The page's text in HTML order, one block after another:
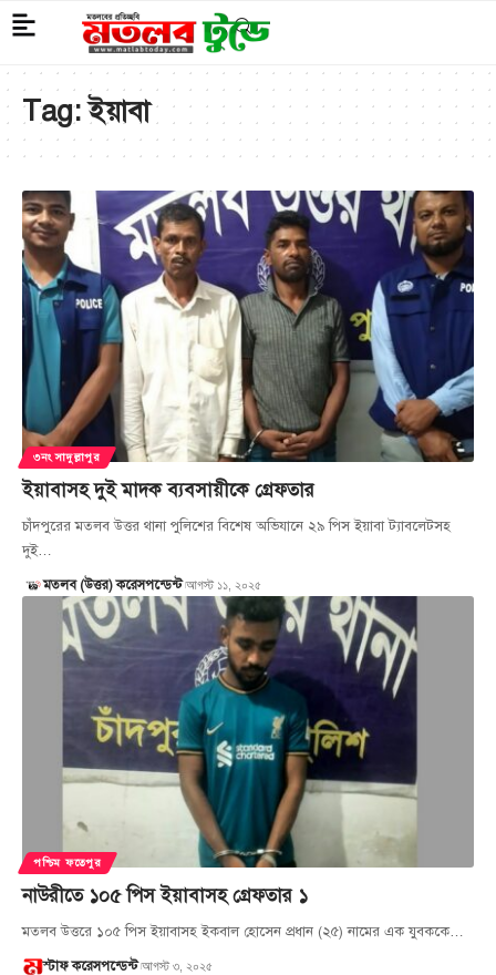
Tag:ইয়াবা
৩নং সাদুল্লাপুর
ইয়াবাসহ দুই মাদক ব্যবসায়ীকে গ্রেফতার
চাঁদপুরের মতলব উত্তর থানা পুলিশের বিশেষ অভিযানে ২৯ পিস ইয়াবা ট্যাবলেটসহ
দুই…
মতলব (উত্তর) করেসপন্ডেন্ট আগস্ট ১১, ২০২৫
পশ্চিম ফতেপুর
নাউরীতে ১০৫ পিস ইয়াবাসহ গ্রেফতার ১
মতলব উত্তরে ১০৫ পিস ইয়াবাসহ ইকবাল হোসেন প্রধান (২৫) নামের এক যুবককে…
স্টাফ করেসপন্ডেন্ট আগস্ট ৩, ২০২৫